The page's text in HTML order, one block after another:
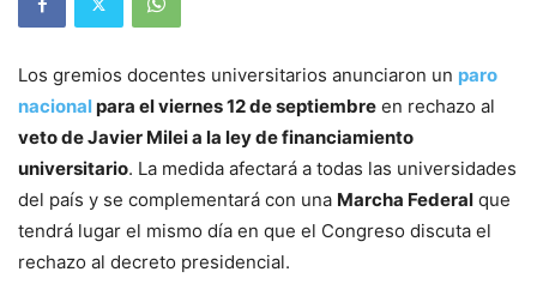
Los gremios docentes universitarios anunciaron un paro
nacionalpara el viernes 12 de septiembre en rechazo al
veto de Javier Milei a la ley de financiamiento
universitario. La medida afectará a todas las universidades
del país y se complementará con una Marcha Federal que
tendrá lugar el mismo día en que el Congreso discuta el
rechazo al decreto presidencial.